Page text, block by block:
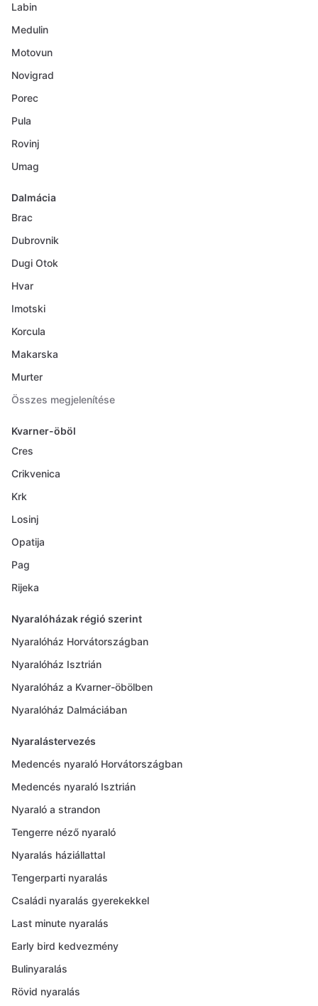
Labin
Medulin
Motovun
Novigrad
Porec
Pula
Rovinj
Umag
Dalmácia
Brac
Dubrovnik
Dugi Otok
Hvar
Imotski
Korcula
Makarska
Murter
Összes megjelenítése
Kvarner-öböl
Cres
Crikvenica
Krk
Losinj
Opatija
Pag
Rijeka
Nyaralóházak régió szerint
Nyaralóház Horvátországban
Nyaralóház Isztrián
Nyaralóház a Kvarner-öbölben
Nyaralóház Dalmáciában
Nyaralástervezés
Medencés nyaraló Horvátországban
Medencés nyaraló Isztrián
Nyaraló a strandon
Tengerre néző nyaraló
Nyaralás háziállattal
Tengerparti nyaralás
Családi nyaralás gyerekekkel
Last minute nyaralás
Early bird kedvezmény
Bulinyaralás
Rövid nyaralás